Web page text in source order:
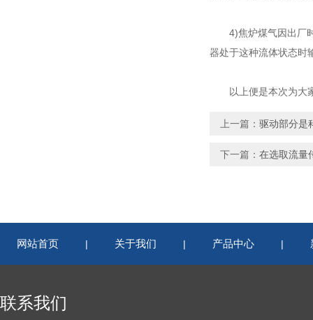
4)焦炉煤气因出厂时
器处于这种流体状态时
以上便是本次为大家
上一篇： 驱动部分是
下一篇： 在选取流量
网站首页 | 关于我们 | 产品中心 |
联系我们